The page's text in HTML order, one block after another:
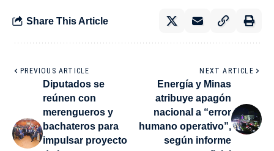
Share This Article
PREVIOUS ARTICLE
Diputados se
reúnen con
merengueros y
bachateros para
impulsar proyecto
NEXT ARTICLE
Energía y Minas
atribuye apagón
nacional a “error
humano operativo”,
según informe